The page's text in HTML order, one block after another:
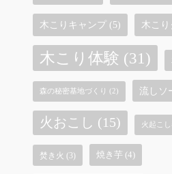
木こりキャンプ (5) 木こ
木こり体験 (31)
森の秘密基地づくり (2) 流しソ
火おこし (15) 火起こし
焚き火 (3) 焼き芋 (4)